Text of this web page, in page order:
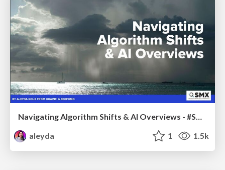
Navigating Algorithm Shifts & AI Overviews - #SMXNext
aleyda
1 1.5k